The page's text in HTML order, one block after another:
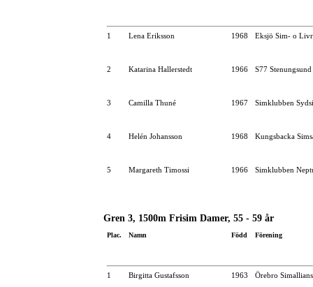
1 Lena Eriksson 1968 Eksjö Sim- o
2 Katarina Hallerstedt 1966 S77 Stenungsund
3 Camilla Thuné 1967 Simklubben
4 Helén Johansson 1968 Kungsbacka
5 Margareth Timossi 1966 Simklubben
Gren 3, 1500m Frisim Damer, 55 - 59 år
Plac. Namn Född Förening
1 Birgitta Gustafsson 1963 Örebro Simallians